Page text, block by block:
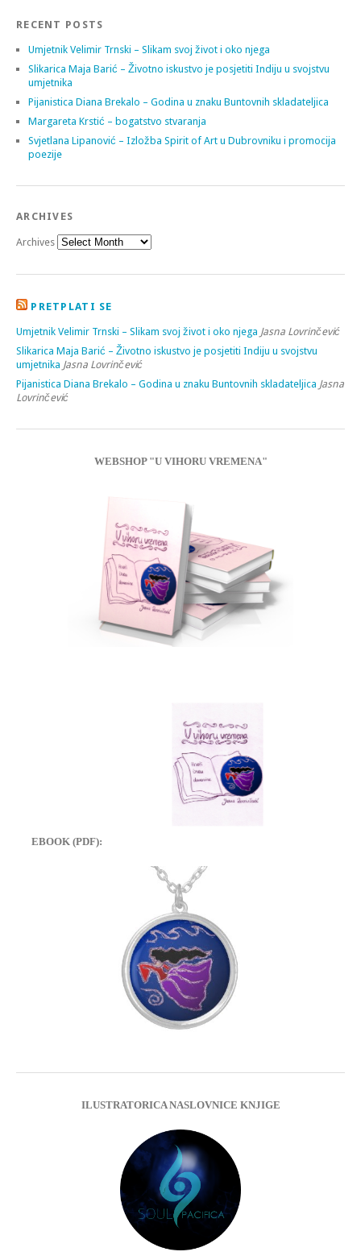
RECENT POSTS
Umjetnik Velimir Trnski – Slikam svoj život i oko njega
Slikarica Maja Barić – Životno iskustvo je posjetiti Indiju u svojstvu
umjetnika
Pijanistica Diana Brekalo – Godina u znaku Buntovnih skladateljica
Margareta Krstić – bogatstvo stvaranja
Svjetlana Lipanović – Izložba Spirit of Art u Dubrovniku i promocija
poezije
ARCHIVES
Archives
PRETPLATI SE
Umjetnik Velimir Trnski – Slikam svoj život i oko njega Jasna Lovrinčević
Slikarica Maja Barić – Životno iskustvo je posjetiti Indiju u svojstvu
umjetnika Jasna Lovrinčević
Pijanistica Diana Brekalo – Godina u znaku Buntovnih skladateljica Jasna
Lovrinčević
WEBSHOP "U VIHORU VREMENA"
EBOOK (PDF):
ILUSTRATORICA NASLOVNICE KNJIGE